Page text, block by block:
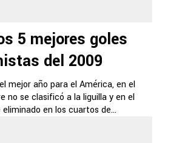
5 mejores goles
del 2009
mejor año para el América, en el
no se clasificó a la liguilla y en el
en los cuartos de...